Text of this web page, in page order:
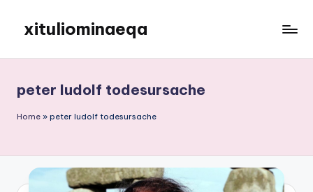
content
xituliominaeqa
peter ludolf todesursache
Home » peter ludolf todesursache